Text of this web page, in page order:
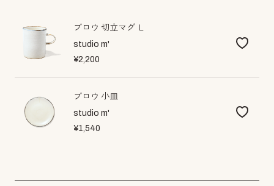
ブロウ 切立マグ Ｌ
studio m'
¥2,200
ブロウ 小皿
studio m'
¥1,540